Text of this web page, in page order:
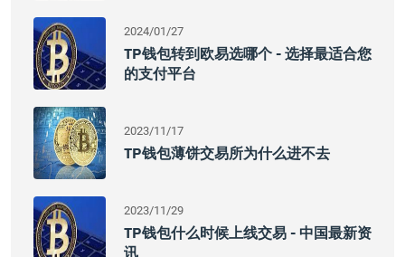
2024/01/27
TP钱包转到欧易选哪个 - 选择最适合您
的支付平台
2023/11/17
TP钱包薄饼交易所为什么进不去
2023/11/29
TP钱包什么时候上线交易 - 中国最新资
讯